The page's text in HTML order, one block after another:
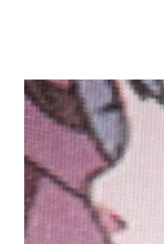
『劇場版 推しが武道館い